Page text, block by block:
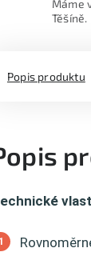
Máme
Těšíně.
Popis produktu